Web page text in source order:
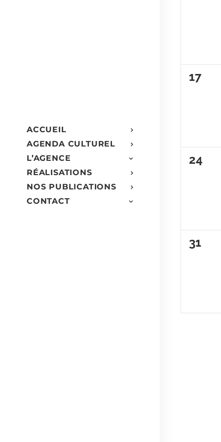
ACCUEIL
AGENDA CULTUREL
L’AGENCE
RÉALISATIONS
NOS PUBLICATIONS
CONTACT
0
17
0
24
0
31